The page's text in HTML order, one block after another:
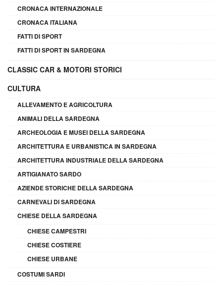
CRONACA INTERNAZIONALE
CRONACA ITALIANA
FATTI DI SPORT
FATTI DI SPORT IN SARDEGNA
CLASSIC CAR & MOTORI STORICI
CULTURA
ALLEVAMENTO E AGRICOLTURA
ANIMALI DELLA SARDEGNA
ARCHEOLOGIA E MUSEI DELLA SARDEGNA
ARCHITETTURA E URBANISTICA IN SARDEGNA
ARCHITETTURA INDUSTRIALE DELLA SARDEGNA
ARTIGIANATO SARDO
AZIENDE STORICHE DELLA SARDEGNA
CARNEVALI DI SARDEGNA
CHIESE DELLA SARDEGNA
CHIESE CAMPESTRI
CHIESE COSTIERE
CHIESE URBANE
COSTUMI SARDI